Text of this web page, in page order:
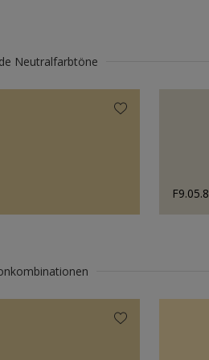
Neutralfarbtöne